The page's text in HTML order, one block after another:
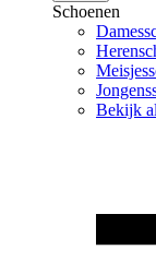
Schoenen
Bekijk